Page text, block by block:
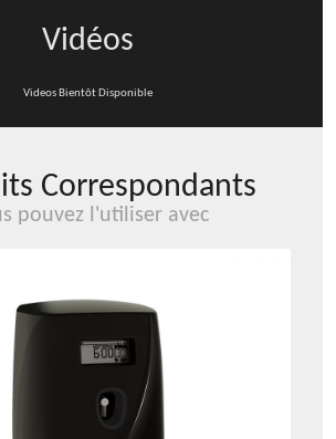
Vidéos
Videos Bientôt Disponible
Correspondants
pouvez l'utiliser avec